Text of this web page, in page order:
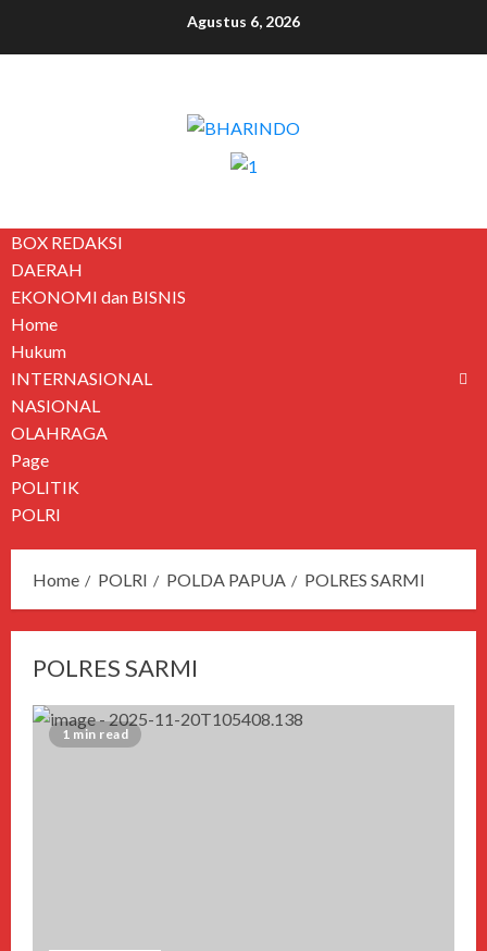
Agustus 6, 2026
BOX REDAKSI
DAERAH
EKONOMI dan BISNIS
Home
Hukum
INTERNASIONAL
NASIONAL
OLAHRAGA
Page
POLITIK
POLRI
Home POLRI POLDA PAPUA POLRES SARMI
POLRES SARMI
1 min read